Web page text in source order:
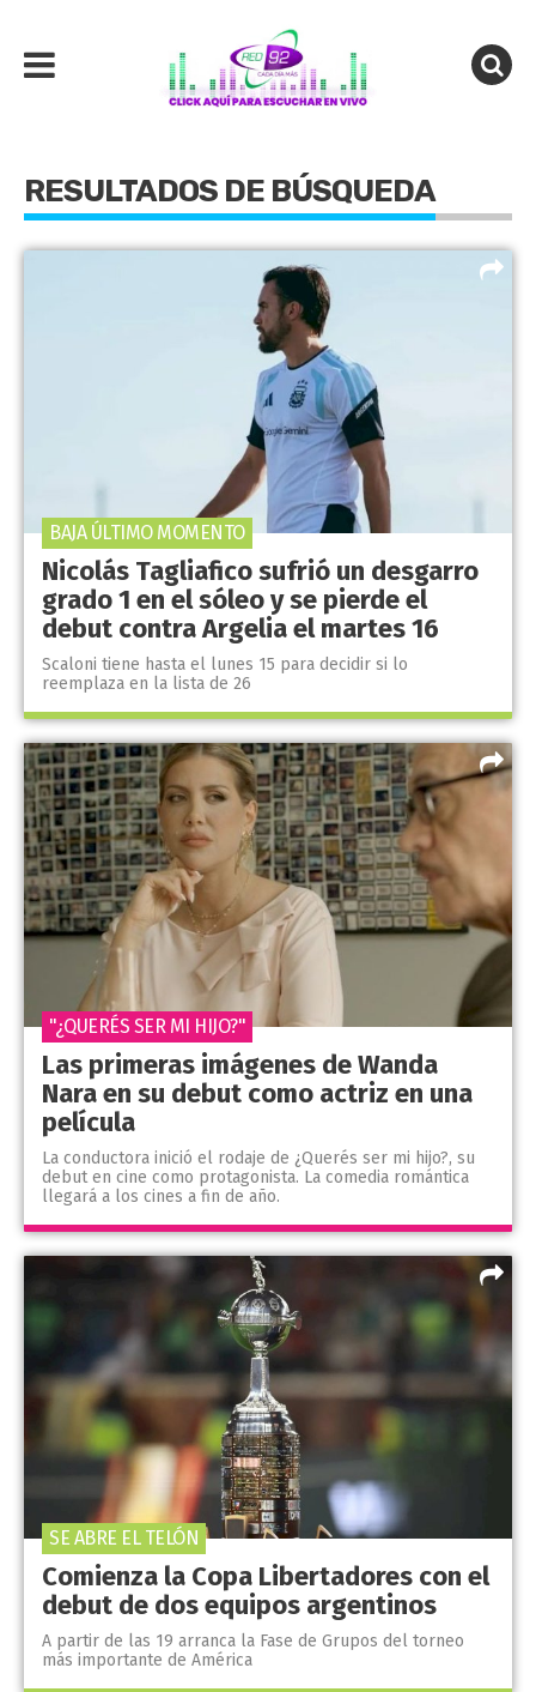
RESULTADOS DE BÚSQUEDA
Nicolás Tagliafico sufrió un desgarro
grado 1 en el sóleo y se pierde el
debut contra Argelia el martes 16
Scaloni tiene hasta el lunes 15 para decidir si lo
reemplaza en la lista de 26
BAJA ÚLTIMO MOMENTO
Las primeras imágenes de Wanda
Nara en su debut como actriz en una
película
La conductora inició el rodaje de ¿Querés ser mi hijo?, su
debut en cine como protagonista. La comedia romántica
llegará a los cines a fin de año.
"¿QUERÉS SER MI HIJO?"
Comienza la Copa Libertadores con el
debut de dos equipos argentinos
A partir de las 19 arranca la Fase de Grupos del torneo
más importante de América
SE ABRE EL TELÓN